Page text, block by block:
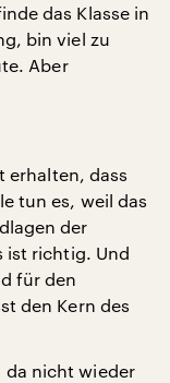
das Klasse in
bin viel zu
Aber
erhalten, dass
tun es, weil das
der
ist richtig. Und
für den
den Kern des
da nicht wieder